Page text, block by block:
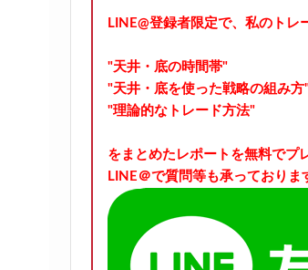
LINE@登録者限定で、私のトレ
"天井・底の時間帯"
"天井・底を使った戦略の組み方
"理論的なトレード方法"
をまとめたレポートを無料でプ
LINE＠で質問等も承っておりま